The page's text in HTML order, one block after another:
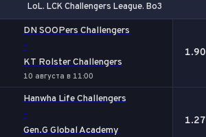
LoL. LCK Challengers League. Bo3
DN SOOPers Challengers
-
KT Rolster Challengers
10 августа в 11:00
1.90
Hanwha Life Challengers
-
Gen.G Global Academy
1.27